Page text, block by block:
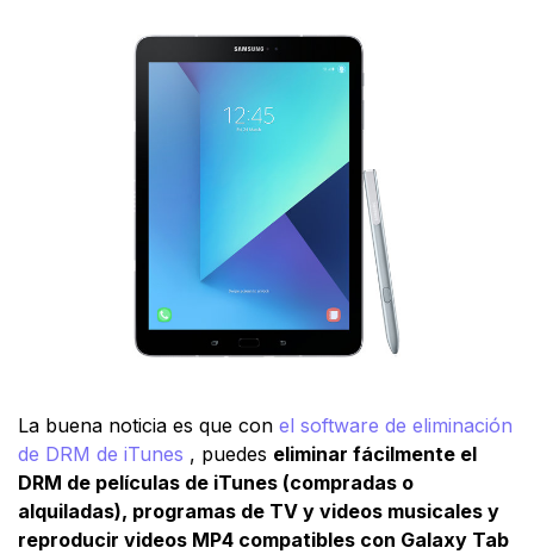
La buena noticia es que con el software de eliminación
de DRM de iTunes , puedes eliminar fácilmente el
DRM de películas de iTunes (compradas o
alquiladas), programas de TV y videos musicales y
reproducir videos MP4 compatibles con Galaxy Tab